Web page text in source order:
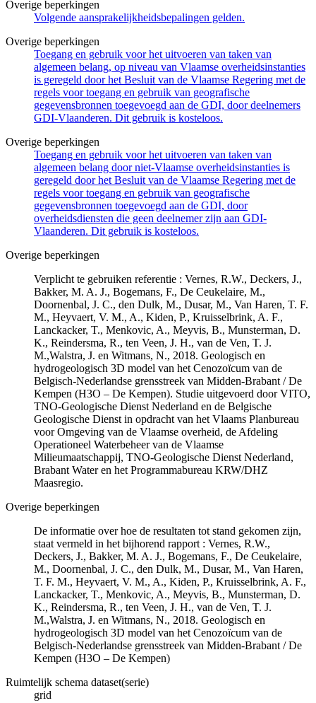
Overige beperkingen
Volgende aansprakelijkheidsbepalingen gelden.
Overige beperkingen
Toegang en gebruik voor het uitvoeren van taken van
algemeen belang, op niveau van Vlaamse overheidsinstanties
is geregeld door het Besluit van de Vlaamse Regering met de
regels voor toegang en gebruik van geografische
gegevensbronnen toegevoegd aan de GDI, door deelnemers
GDI-Vlaanderen. Dit gebruik is kosteloos.
Overige beperkingen
Toegang en gebruik voor het uitvoeren van taken van
algemeen belang door niet-Vlaamse overheidsinstanties is
geregeld door het Besluit van de Vlaamse Regering met de
regels voor toegang en gebruik van geografische
gegevensbronnen toegevoegd aan de GDI, door
overheidsdiensten die geen deelnemer zijn aan GDI-
Vlaanderen. Dit gebruik is kosteloos.
Overige beperkingen
Verplicht te gebruiken referentie : Vernes, R.W., Deckers, J.,
Bakker, M. A. J., Bogemans, F., De Ceukelaire, M.,
Doornenbal, J. C., den Dulk, M., Dusar, M., Van Haren, T. F.
M., Heyvaert, V. M., A., Kiden, P., Kruisselbrink, A. F.,
Lanckacker, T., Menkovic, A., Meyvis, B., Munsterman, D.
K., Reindersma, R., ten Veen, J. H., van de Ven, T. J.
M.,Walstra, J. en Witmans, N., 2018. Geologisch en
hydrogeologisch 3D model van het Cenozoïcum van de
Belgisch-Nederlandse grensstreek van Midden-Brabant / De
Kempen (H3O – De Kempen). Studie uitgevoerd door VITO,
TNO-Geologische Dienst Nederland en de Belgische
Geologische Dienst in opdracht van het Vlaams Planbureau
voor Omgeving van de Vlaamse overheid, de Afdeling
Operationeel Waterbeheer van de Vlaamse
Milieumaatschappij, TNO-Geologische Dienst Nederland,
Brabant Water en het Programmabureau KRW/DHZ
Maasregio.
Overige beperkingen
De informatie over hoe de resultaten tot stand gekomen zijn,
staat vermeld in het bijhorend rapport : Vernes, R.W.,
Deckers, J., Bakker, M. A. J., Bogemans, F., De Ceukelaire,
M., Doornenbal, J. C., den Dulk, M., Dusar, M., Van Haren,
T. F. M., Heyvaert, V. M., A., Kiden, P., Kruisselbrink, A. F.,
Lanckacker, T., Menkovic, A., Meyvis, B., Munsterman, D.
K., Reindersma, R., ten Veen, J. H., van de Ven, T. J.
M.,Walstra, J. en Witmans, N., 2018. Geologisch en
hydrogeologisch 3D model van het Cenozoïcum van de
Belgisch-Nederlandse grensstreek van Midden-Brabant / De
Kempen (H3O – De Kempen)
Ruimtelijk schema dataset(serie)
grid